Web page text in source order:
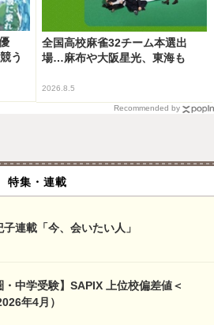
う
全国高校麻雀32チーム本選出
場…麻布や大阪星光、東海も
2026.8.5
Recommended by
特集・連載
連載「今、会いたい人」
中学受験】SAPIX 上位校偏差値＜
年4月）